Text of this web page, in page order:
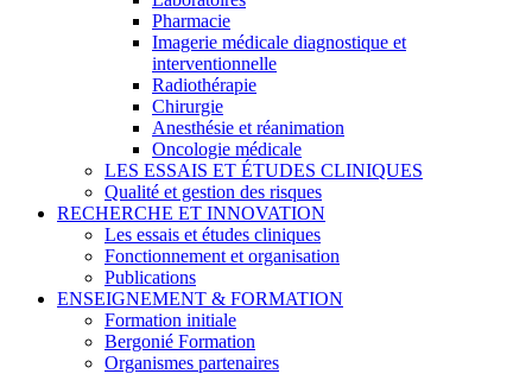
Pharmacie
Imagerie médicale diagnostique et
interventionnelle
Radiothérapie
Chirurgie
Anesthésie et réanimation
Oncologie médicale
LES ESSAIS ET ÉTUDES CLINIQUES
Qualité et gestion des risques
RECHERCHE ET INNOVATION
Les essais et études cliniques
Fonctionnement et organisation
Publications
ENSEIGNEMENT & FORMATION
Formation initiale
Bergonié Formation
Organismes partenaires